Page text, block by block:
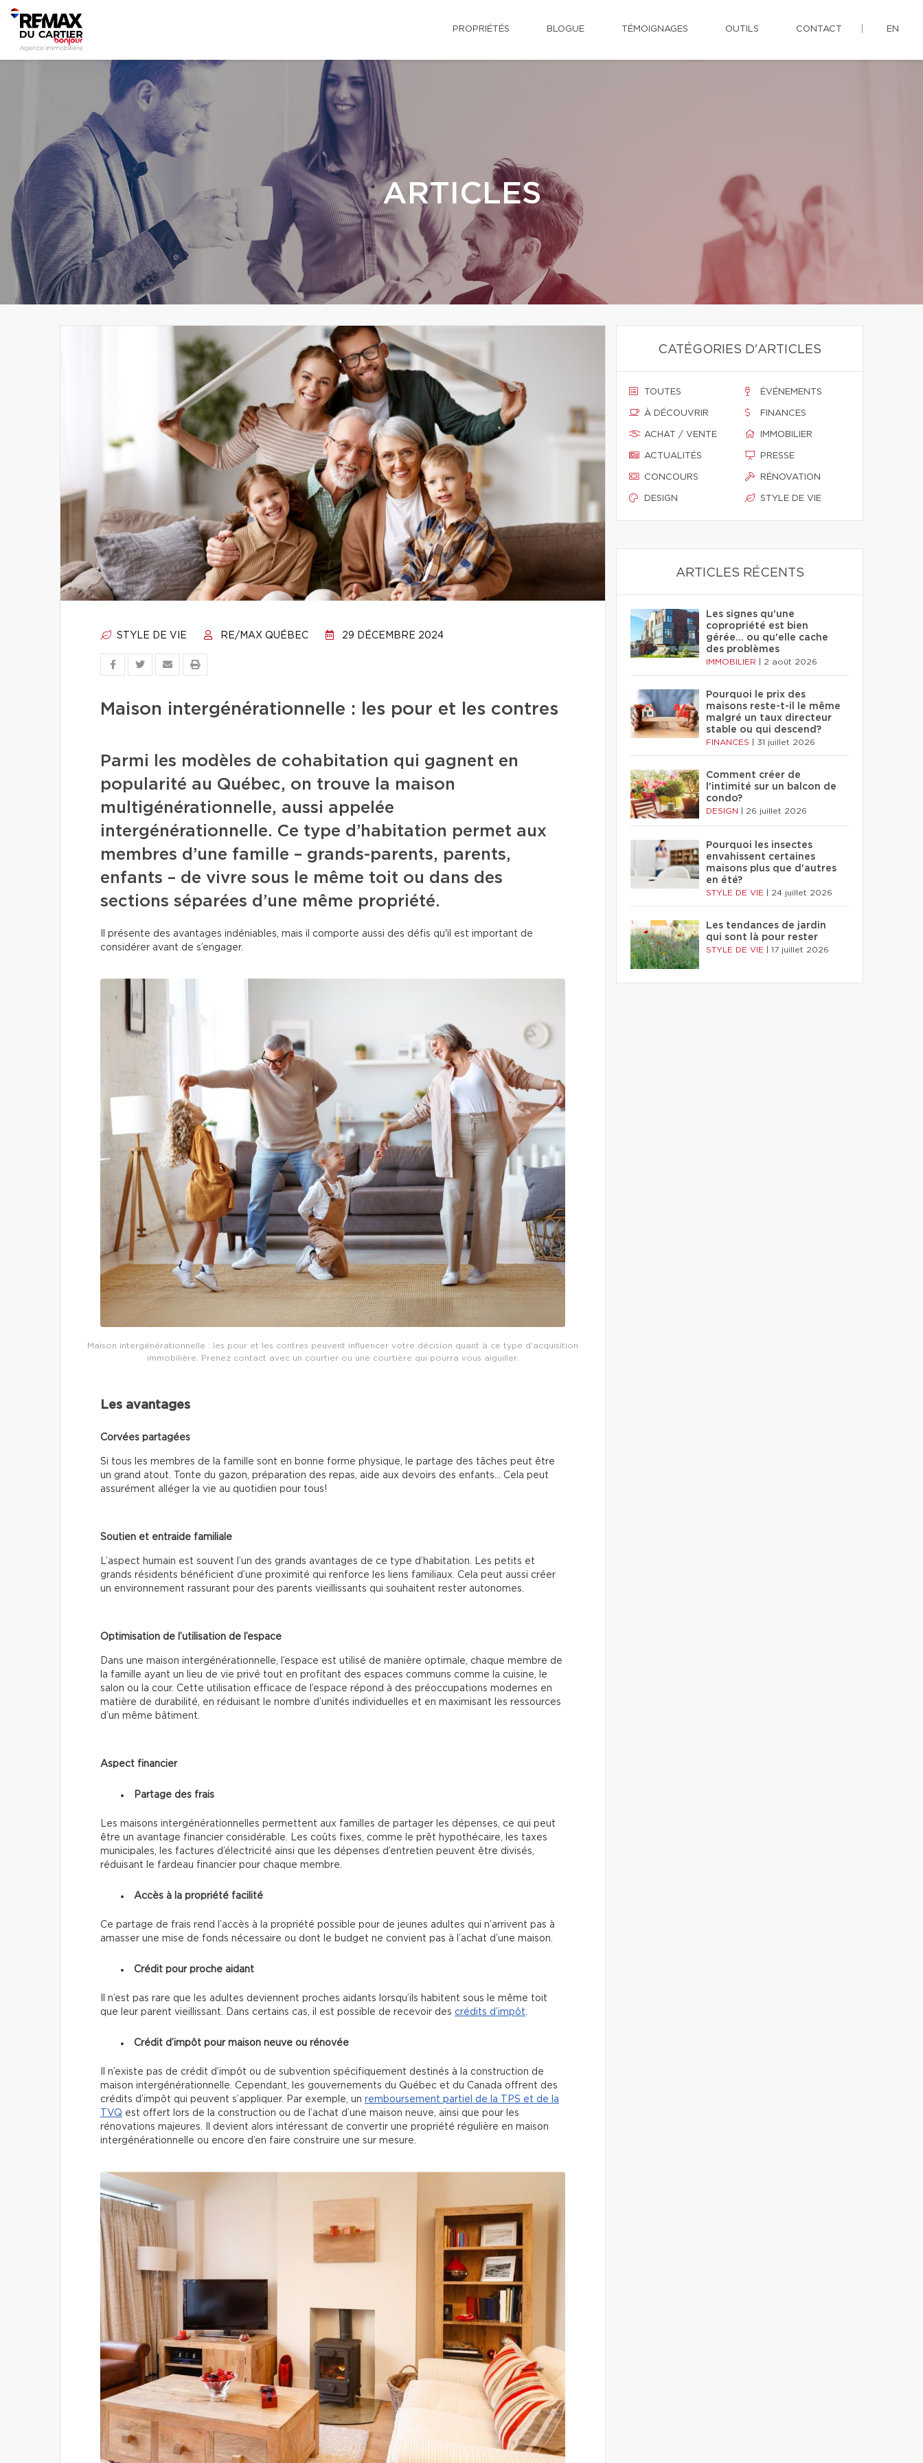
PROPRIÉTÉS BLOGUE TÉMOIGNAGES OUTILS CONTACT EN
ARTICLES
STYLE DE VIE RE/MAX QUÉBEC 29 DÉCEMBRE 2024
Maison intergénérationnelle : les pour et les contres
Parmi les modèles de cohabitation qui gagnent en
popularité au Québec, on trouve la maison
multigénérationnelle, aussi appelée
intergénérationnelle. Ce type d’habitation permet aux
membres d’une famille – grands-parents, parents,
enfants – de vivre sous le même toit ou dans des
sections séparées d’une même propriété.
Il présente des avantages indéniables, mais il comporte aussi des défis qu'il est important de
considérer avant de s’engager.
Maison intergénérationnelle : les pour et les contres peuvent influencer votre décision quant à ce type d’acquisition
immobilière. Prenez contact avec un courtier ou une courtière qui pourra vous aiguiller.
Les avantages
Corvées partagées
Si tous les membres de la famille sont en bonne forme physique, le partage des tâches peut être
un grand atout. Tonte du gazon, préparation des repas, aide aux devoirs des enfants… Cela peut
assurément alléger la vie au quotidien pour tous!
Soutien et entraide familiale
L’aspect humain est souvent l’un des grands avantages de ce type d’habitation. Les petits et
grands résidents bénéficient d’une proximité qui renforce les liens familiaux. Cela peut aussi créer
un environnement rassurant pour des parents vieillissants qui souhaitent rester autonomes.
Optimisation de l’utilisation de l’espace
Dans une maison intergénérationnelle, l’espace est utilisé de manière optimale, chaque membre de
la famille ayant un lieu de vie privé tout en profitant des espaces communs comme la cuisine, le
salon ou la cour. Cette utilisation efficace de l’espace répond à des préoccupations modernes en
matière de durabilité, en réduisant le nombre d’unités individuelles et en maximisant les ressources
d’un même bâtiment.
Aspect financier
Partage des frais
Les maisons intergénérationnelles permettent aux familles de partager les dépenses, ce qui peut
être un avantage financier considérable. Les coûts fixes, comme le prêt hypothécaire, les taxes
municipales, les factures d’électricité ainsi que les dépenses d’entretien peuvent être divisés,
réduisant le fardeau financier pour chaque membre.
Accès à la propriété facilité
Ce partage de frais rend
l’accès à la propriété possible pour de jeunes adultes qui n’arrivent pas à
amasser une mise de fonds nécessaire ou dont le budget ne convient pas à l’achat d’une maison.
Crédit pour proche aidant
Il n’est pas rare que les adultes deviennent proches aidants lorsqu’ils habitent sous le même toit
que leur parent vieillissant. Dans certains cas, il est possible de recevoir des crédits d’impôt.
Crédit d’impôt pour maison neuve ou rénovée
Il n’existe pas de crédit d’impôt ou de subvention spécifiquement destinés à la construction de
maison intergénérationnelle. Cependant, les gouvernements du Québec et du Canada offrent des
crédits d’impôt qui peuvent s’appliquer. Par exemple, un remboursement partiel de la TPS et de la
TVQ est offert lors de la construction ou de l’achat d’une maison neuve, ainsi que pour les
rénovations majeures. Il devient alors intéressant de convertir une propriété régulière en maison
intergénérationnelle ou encore d’en faire construire une sur mesure.
CATÉGORIES D'ARTICLES
TOUTES
À DÉCOUVRIR
ACHAT / VENTE
ACTUALITÉS
CONCOURS
DESIGN
ÉVÉNEMENTS
FINANCES
IMMOBILIER
PRESSE
RÉNOVATION
STYLE DE VIE
ARTICLES RÉCENTS
Les signes qu'une
copropriété est bien
gérée… ou qu'elle cache
des problèmes
IMMOBILIER 2 août 2026
Pourquoi le prix des
maisons reste-t-il le même
malgré un taux directeur
stable ou qui descend?
FINANCES 31 juillet 2026
Comment créer de
l'intimité sur un balcon de
condo?
DESIGN 26 juillet 2026
Pourquoi les insectes
envahissent certaines
maisons plus que d'autres
en été?
STYLE DE VIE 24 juillet 2026
Les tendances de jardin
qui sont là pour rester
STYLE DE VIE 17 juillet 2026